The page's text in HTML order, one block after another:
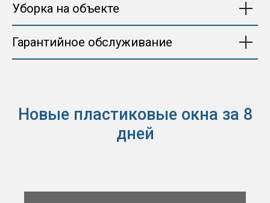
Уборка на объекте
Гарантийное обслуживание
Новые пластиковые окна за 8
дней